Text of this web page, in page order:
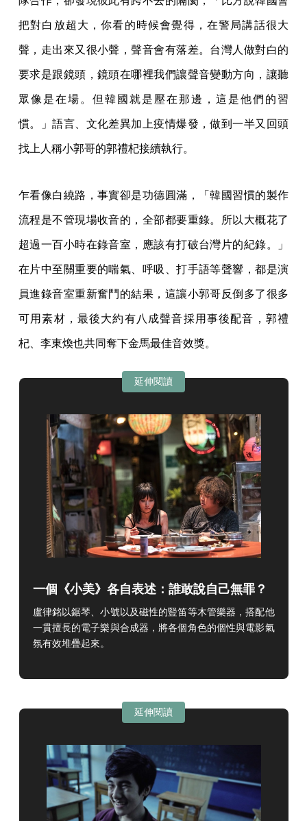
把對白放超大，你看的時候會覺得，在警局講話很大
聲，走出來又很小聲，聲音會有落差。台灣人做對白的
要求是跟鏡頭，鏡頭在哪裡我們讓聲音變動方向，讓聽
眾像是在場。但韓國就是壓在那邊，這是他們的習
慣。」語言、文化差異加上疫情爆發，做到一半又回頭
找上人稱小郭哥的郭禮杞接續執行。
乍看像白繞路，事實卻是功德圓滿，「韓國習慣的製作
流程是不管現場收音的，全部都要重錄。所以大概花了
超過一百小時在錄音室，應該有打破台灣片的紀錄。」
在片中至關重要的喘氣、呼吸、打手語等聲響，都是演
員進錄音室重新奮鬥的結果，這讓小郭哥反倒多了很多
可用素材，最後大約有八成聲音採用事後配音，郭禮
杞、李東煥也共同奪下金馬最佳音效獎。
延伸閱讀
一個《小美》各自表述：誰敢說自己無罪？
盧律銘以鋸琴、小號以及磁性的豎笛等木管樂器，搭配他
一貫擅長的電子樂與合成器，將各個角色的個性與電影氣
氛有效堆疊起來。
延伸閱讀